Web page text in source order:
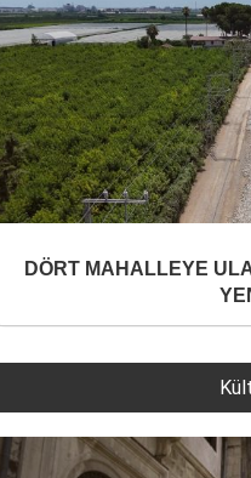
DÖRT MAHALLEYE